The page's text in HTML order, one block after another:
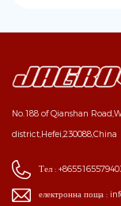
No.188 of Qianshan
district,Hefei,230088,China
Тел :
електронна поща :